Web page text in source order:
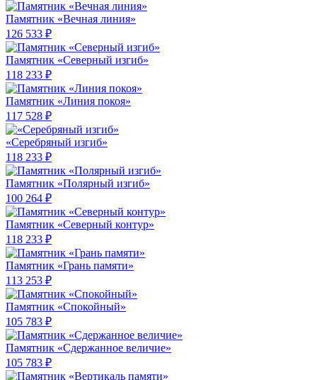
Памятник «Вечная линия»
126 533 ₽
Памятник «Северный изгиб»
118 233 ₽
Памятник «Линия покоя»
117 528 ₽
«Серебряный изгиб»
118 233 ₽
Памятник «Полярный изгиб»
100 264 ₽
Памятник «Северный контур»
118 233 ₽
Памятник «Грань памяти»
113 253 ₽
Памятник «Спокойный»
105 783 ₽
Памятник «Сдержанное величие»
105 783 ₽